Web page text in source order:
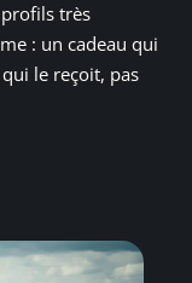
très
: un cadeau qui
le reçoit, pas